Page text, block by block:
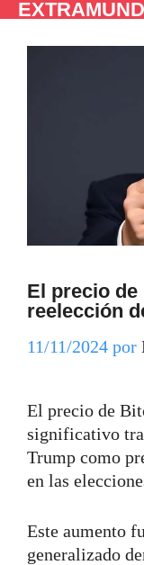
Saltar
El precio
reelección
11/11/2024 por
El precio de
significativo
Trump como
en las
Este aumento
generalizado